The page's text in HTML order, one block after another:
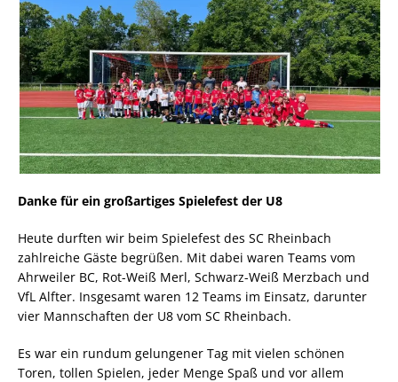
Danke für ein großartiges Spielefest der U8
Heute durften wir beim Spielefest des SC Rheinbach
zahlreiche Gäste begrüßen. Mit dabei waren Teams vom
Ahrweiler BC, Rot-Weiß Merl, Schwarz-Weiß Merzbach und
VfL Alfter. Insgesamt waren 12 Teams im Einsatz, darunter
vier Mannschaften der U8 vom SC Rheinbach.
Es war ein rundum gelungener Tag mit vielen schönen
Toren, tollen Spielen, jeder Menge Spaß und vor allem